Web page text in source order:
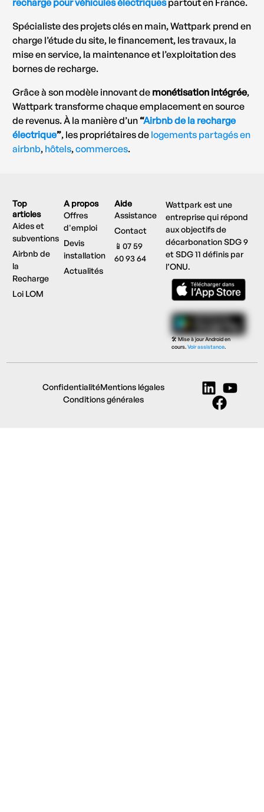
Spécialiste des projets clés en main, Wattpark prend en
charge l’étude du site, le financement, les travaux, la
mise en service, la maintenance et l’exploitation des
bornes de recharge.
Grâce à son modèle innovant de monétisation intégrée,
Wattpark transforme chaque emplacement en source
de revenus. À la manière d’un“Airbnb de la recharge
électrique”, les propriétaires de logements partagés en
airbnb, hôtels,commerces.
Top
articles
Aides et
subventions
Airbnb de
la
Recharge
Loi LOM
A propos
Offres
d'emploi
Devis
installation
Actualités
Aide
Assistance
Contact
📱07 59
60 93 64
Wattpark est une
entreprise qui répond
aux objectifs de
décarbonation SDG 9
et SDG 11 définis par
l’ONU.
🛠️ Mise à jour Android en
cours.Voir assistance.
ConfidentialitéMentions légales
Conditions générales